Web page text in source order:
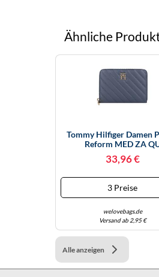
Ähnliche
Tommy Hilfiger Damen
Reform MED ZA
AW0AW17017
Reißverschluss33,96 €
3 Preise
welovebags.de
Versand ab 2,95 €
Alle anzeigen